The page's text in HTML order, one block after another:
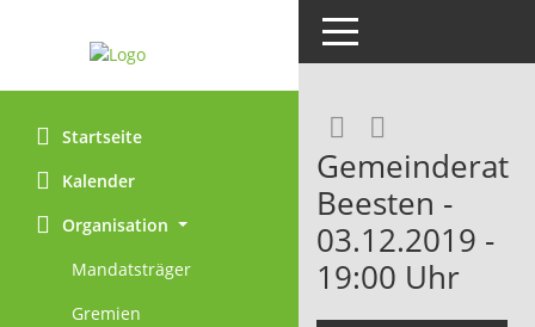
Startseite
Kalender
Organisation
Mandatsträger
Gremien
Toggle navigation
Gemeinderat
Beesten -
03.12.2019 -
19:00 Uhr